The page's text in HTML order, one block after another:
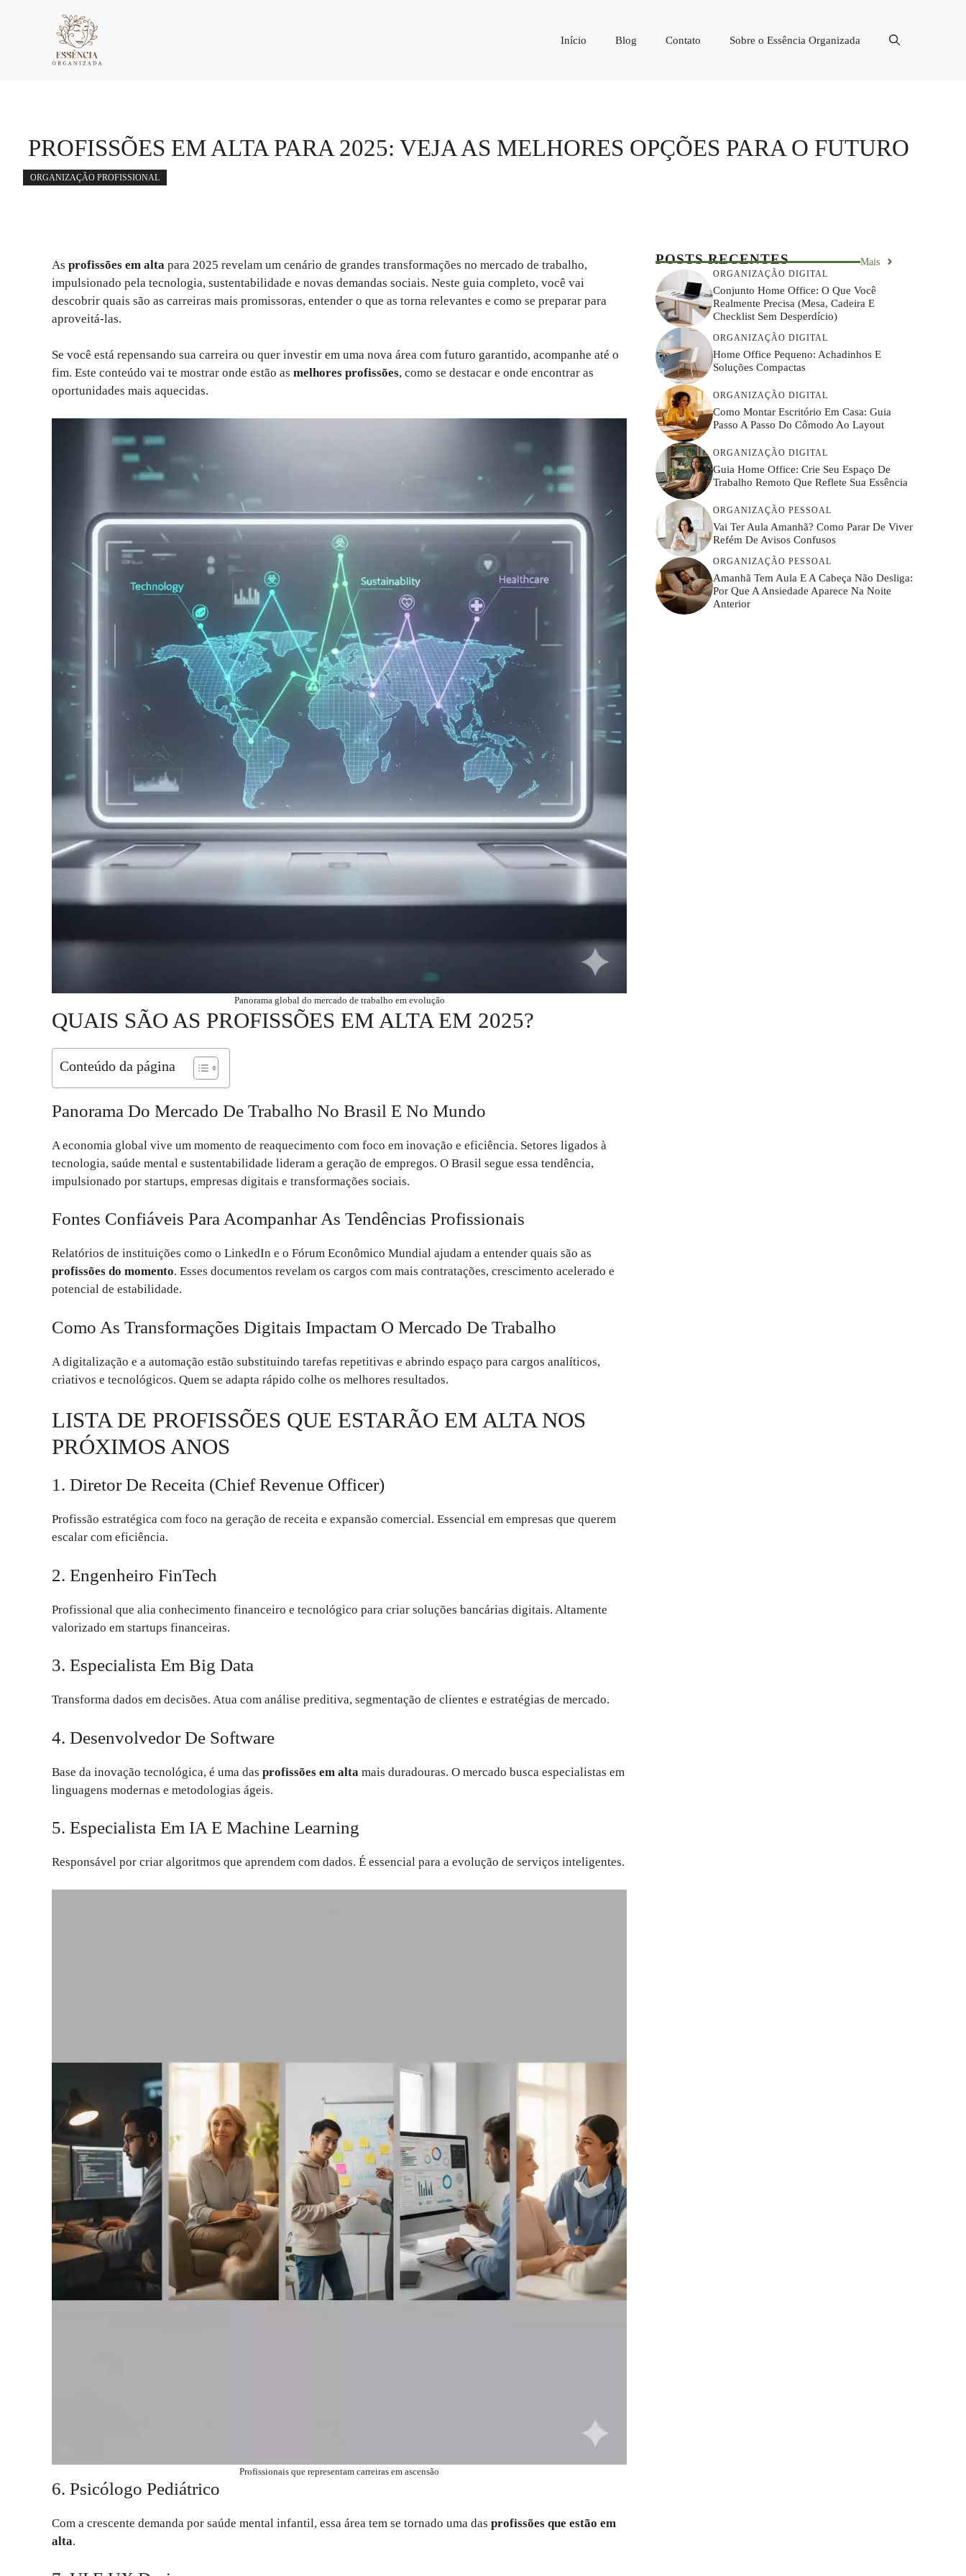
Início Blog Contato Sobre o Essência Organizada
PROFISSÕES EM ALTA PARA 2025: VEJA AS MELHORES OPÇÕES PARA O FUTURO
ORGANIZAÇÃO PROFISSIONAL
As profissões em alta para 2025 revelam um cenário de grandes transformações no mercado de trabalho,
impulsionado pela tecnologia, sustentabilidade e novas demandas sociais. Neste guia completo, você vai
descobrir quais são as carreiras mais promissoras, entender o que as torna relevantes e como se preparar para
aproveitá-las.
Se você está repensando sua carreira ou quer investir em uma nova área com futuro garantido, acompanhe até o
fim. Este conteúdo vai te mostrar onde estão as melhores profissões, como se destacar e onde encontrar as
oportunidades mais aquecidas.
Panorama global do mercado de trabalho em evolução
QUAIS SÃO AS PROFISSÕES EM ALTA EM 2025?
Conteúdo da página
Panorama Do Mercado De Trabalho No Brasil E No Mundo
A economia global vive um momento de reaquecimento com foco em inovação e eficiência. Setores ligados à
tecnologia, saúde mental e sustentabilidade lideram a geração de empregos. O Brasil segue essa tendência,
impulsionado por startups, empresas digitais e transformações sociais.
Fontes Confiáveis Para Acompanhar As Tendências Profissionais
Relatórios de instituições como o LinkedIn e o Fórum Econômico Mundial ajudam a entender quais são as
profissões do momento. Esses documentos revelam os cargos com mais contratações, crescimento acelerado e
potencial de estabilidade.
Como As Transformações Digitais Impactam O Mercado De Trabalho
A digitalização e a automação estão substituindo tarefas repetitivas e abrindo espaço para cargos analíticos,
criativos e tecnológicos. Quem se adapta rápido colhe os melhores resultados.
LISTA DE PROFISSÕES QUE ESTARÃO EM ALTA NOS
PRÓXIMOS ANOS
1. Diretor De Receita (Chief Revenue Officer)
Profissão estratégica com foco na geração de receita e expansão comercial. Essencial em empresas que querem
escalar com eficiência.
2. Engenheiro FinTech
Profissional que alia conhecimento financeiro e tecnológico para criar soluções bancárias digitais. Altamente
valorizado em startups financeiras.
3. Especialista Em Big Data
Transforma dados em decisões. Atua com análise preditiva, segmentação de clientes e estratégias de mercado.
4. Desenvolvedor De Software
Base da inovação tecnológica, é uma das profissões em alta mais duradouras. O mercado busca especialistas em
linguagens modernas e metodologias ágeis.
5. Especialista Em IA E Machine Learning
Responsável por criar algoritmos que aprendem com dados. É essencial para a evolução de serviços inteligentes.
Profissionais que representam carreiras em ascensão
6. Psicólogo Pediátrico
Com a crescente demanda por saúde mental infantil, essa área tem se tornado uma das profissões que estão em
alta.
POSTS RECENTES Mais
ORGANIZAÇÃO DIGITAL
Conjunto Home Office: O Que Você
Realmente Precisa (mesa, Cadeira E
Checklist Sem Desperdício)
ORGANIZAÇÃO DIGITAL
Home Office Pequeno: Achadinhos E
Soluções Compactas
ORGANIZAÇÃO DIGITAL
Como Montar Escritório Em Casa: Guia
Passo A Passo Do Cômodo Ao Layout
ORGANIZAÇÃO DIGITAL
Guia Home Office: Crie Seu Espaço De
Trabalho Remoto Que Reflete Sua Essência
ORGANIZAÇÃO PESSOAL
Vai Ter Aula Amanhã? Como Parar De Viver
Refém De Avisos Confusos
ORGANIZAÇÃO PESSOAL
Amanhã Tem Aula E A Cabeça Não Desliga:
Por Que A Ansiedade Aparece Na Noite
Anterior